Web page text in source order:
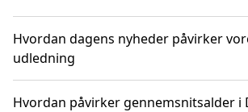
Hvordan dagens nyheder påvirker
udledning
Hvordan påvirker gennemsnitsalder i